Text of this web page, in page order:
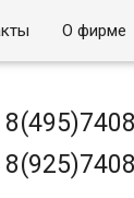
О фирме